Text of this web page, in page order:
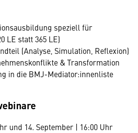
speziell für
LE statt 365 LE)
(Analyse, Simulation, Reflexion)
& Transformation
in die BMJ-Mediator:innenliste
und 14. September | 16:00 Uhr